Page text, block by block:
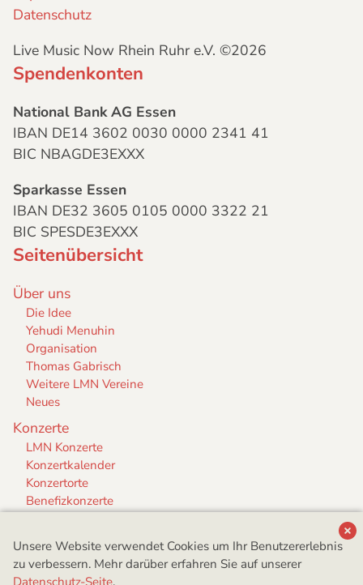
Datenschutz
Live Music Now Rhein Ruhr e.V. ©2026
Spendenkonten
National Bank AG Essen
IBAN DE14 3602 0030 0000 2341 41
BIC NBAGDE3EXXX
Sparkasse Essen
IBAN DE32 3605 0105 0000 3322 21
BIC SPESDE3EXXX
Seitenübersicht
Über uns
Die Idee
Yehudi Menuhin
Organisation
Thomas Gabrisch
Weitere LMN Vereine
Neues
Konzerte
LMN Konzerte
Konzertkalender
Konzertorte
Benefizkonzerte
Audition
Musiker
Unsere Website verwendet Cookies um Ihr Benutzererlebnis
zu verbessern. Mehr darüber erfahren Sie auf unserer